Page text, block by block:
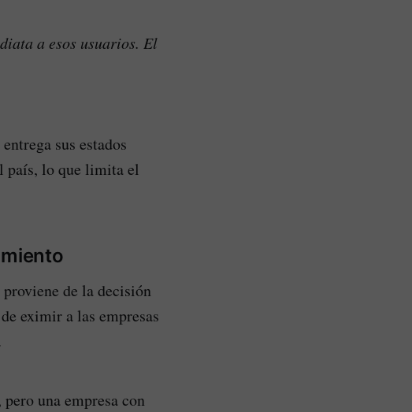
a esos usuarios. El
sus estados
país, lo que limita el
de la decisión
eximir a las empresas
una empresa con